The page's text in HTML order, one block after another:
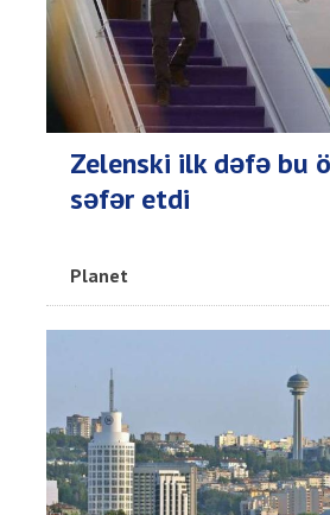
Zelenski ilk dəfə bu
səfər etdi
Planet